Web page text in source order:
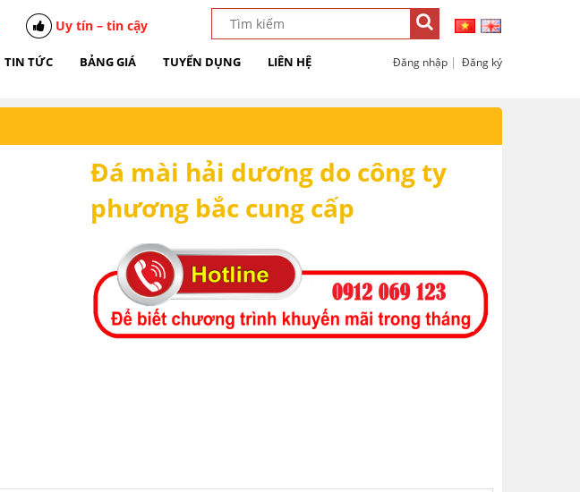
Uy tín – tin cậy
TIN TỨC BẢNG GIÁ TUYỂN DỤNG LIÊN HỆ Đăng nhập| Đăng ký
Đá mài hải dương do công ty
phương bắc cung cấp